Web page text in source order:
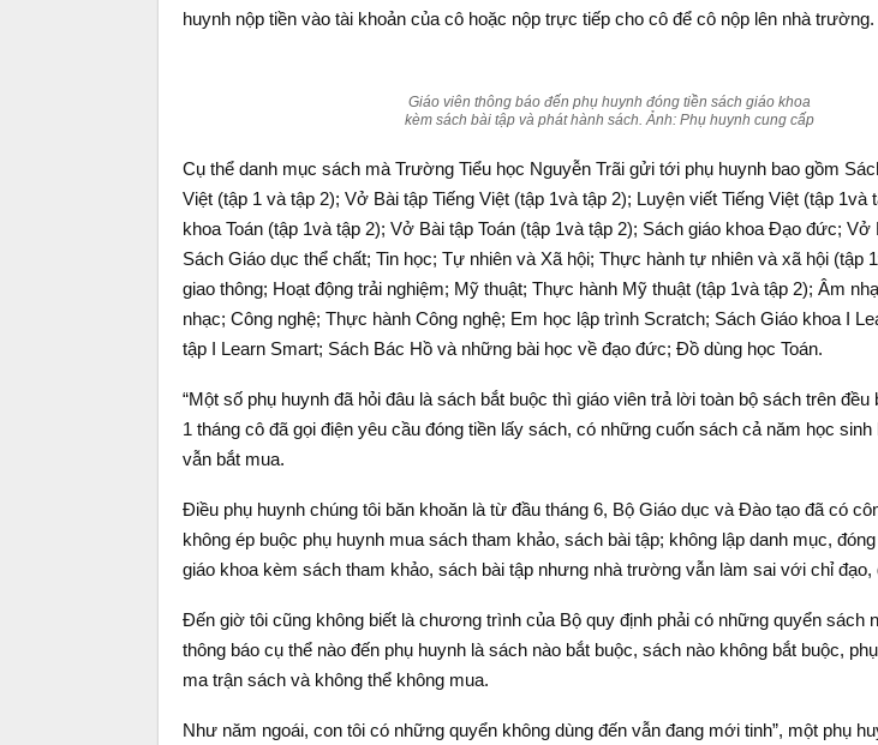
huynh nộp tiền vào tài khoản của cô hoặc nộp trực tiếp cho cô để cô nộp lên nhà trường.
Giáo viên thông báo đến phụ huynh đóng tiền sách giáo khoa
kèm sách bài tập và phát hành sách. Ảnh: Phụ huynh cung cấp
Cụ thể danh mục sách mà Trường Tiểu học Nguyễn Trãi gửi tới phụ huynh bao gồm
Việt (tập 1 và tập 2); Vở Bài tập Tiếng Việt (tập 1và tập 2); Luyện viết Tiếng Việt (tập 1và
khoa Toán (tập 1và tập 2); Vở Bài tập Toán (tập 1và tập 2); Sách giáo khoa Đạo đức;
Sách Giáo dục thể chất; Tin học; Tự nhiên và Xã hội; Thực hành tự nhiên và xã hội (tập
giao thông; Hoạt động trải nghiệm; Mỹ thuật; Thực hành Mỹ thuật (tập 1và tập 2); Âm
nhạc; Công nghệ; Thực hành Công nghệ; Em học lập trình Scratch; Sách Giáo khoa I
tập I Learn Smart; Sách Bác Hồ và những bài học về đạo đức; Đồ dùng học Toán.
“Một số phụ huynh đã hỏi đâu là sách bắt buộc thì giáo viên trả lời toàn bộ sách trên đều
1 tháng cô đã gọi điện yêu cầu đóng tiền lấy sách, có những cuốn sách cả năm học sinh
vẫn bắt mua.
Điều phụ huynh chúng tôi băn khoăn là từ đầu tháng 6, Bộ Giáo dục và Đào tạo đã có
không ép buộc phụ huynh mua sách tham khảo, sách bài tập; không lập danh mục,
giáo khoa kèm sách tham khảo, sách bài tập nhưng nhà trường vẫn làm sai với chỉ đạo,
Đến giờ tôi cũng không biết là chương trình của Bộ quy định phải có những quyển sách
thông báo cụ thể nào đến phụ huynh là sách nào bắt buộc, sách nào không bắt buộc,
ma trận sách và không thể không mua.
Như năm ngoái, con tôi có những quyển không dùng đến vẫn đang mới tinh”, một phụ